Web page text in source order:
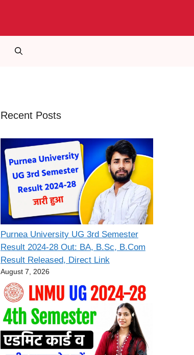
Recent Posts
Purnea University UG 3rd Semester
Result 2024-28 Out: BA, B.Sc, B.Com
Result Released, Direct Link
August 7, 2026